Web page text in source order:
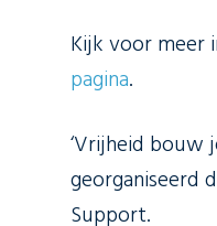
Kijk voor meer
pagina.
‘Vrijheid bouw
georganiseerd
Support.